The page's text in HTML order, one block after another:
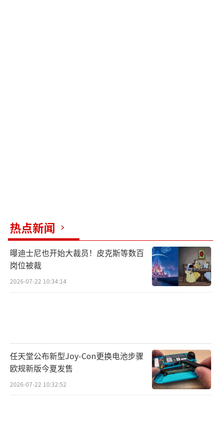
热点新闻
曝迪士尼也开始大裁员！皮克斯等数百
岗位被裁
2026-07-22 10:34:14
任天堂公布新型Joy-Con更换电池步骤
欧规新版今夏发售
2026-07-22 10:32:52